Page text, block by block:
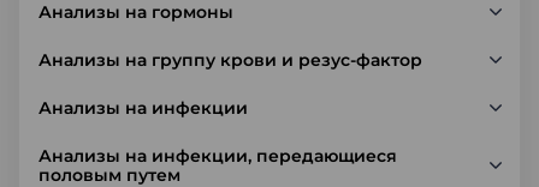
Анализы на гормоны
Анализы на группу крови и резус-фактор
Анализы на инфекции
Анализы на инфекции, передающиеся
половым путем